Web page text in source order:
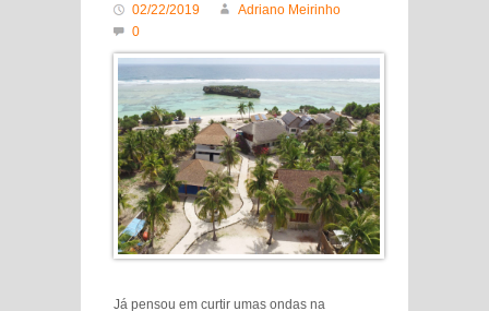
02/22/2019
Adriano Meirinho
0
Já pensou em curtir umas ondas na